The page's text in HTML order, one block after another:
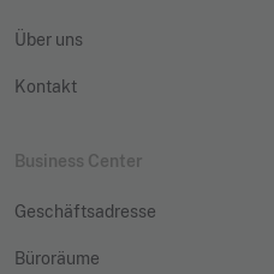
Über uns
Kontakt
Business Center
Geschäftsadresse
Büroräume